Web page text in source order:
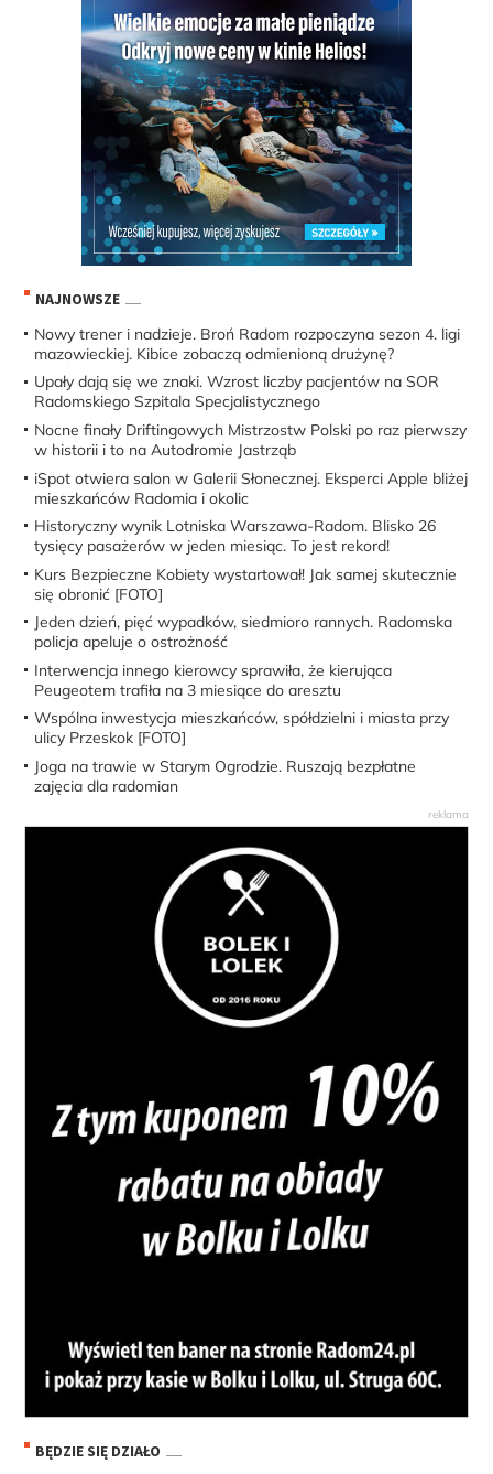
NAJNOWSZE
Nowy trener i nadzieje. Broń Radom rozpoczyna sezon 4. ligi
mazowieckiej. Kibice zobaczą odmienioną drużynę?
Upały dają się we znaki. Wzrost liczby pacjentów na SOR
Radomskiego Szpitala Specjalistycznego
Nocne finały Driftingowych Mistrzostw Polski po raz pierwszy
w historii i to na Autodromie Jastrząb
iSpot otwiera salon w Galerii Słonecznej. Eksperci Apple bliżej
mieszkańców Radomia i okolic
Historyczny wynik Lotniska Warszawa-Radom. Blisko 26
tysięcy pasażerów w jeden miesiąc. To jest rekord!
Kurs Bezpieczne Kobiety wystartował! Jak samej skutecznie
się obronić [FOTO]
Jeden dzień, pięć wypadków, siedmioro rannych. Radomska
policja apeluje o ostrożność
Interwencja innego kierowcy sprawiła, że kierująca
Peugeotem trafiła na 3 miesiące do aresztu
Wspólna inwestycja mieszkańców, spółdzielni i miasta przy
ulicy Przeskok [FOTO]
Joga na trawie w Starym Ogrodzie. Ruszają bezpłatne
zajęcia dla radomian
BĘDZIE SIĘ DZIAŁO